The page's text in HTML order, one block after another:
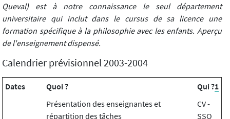
Queval) est à notre connaissance le seul département
universitaire qui inclut dans le cursus de sa licence une
formation spécifique à la philosophie avec les enfants. Aperçu
de l'enseignement dispensé.
Calendrier prévisionnel 2003-2004
Dates Quoi ? Qui ?1
Présentation des enseignantes et
répartition des tâches
CV -
SSQ